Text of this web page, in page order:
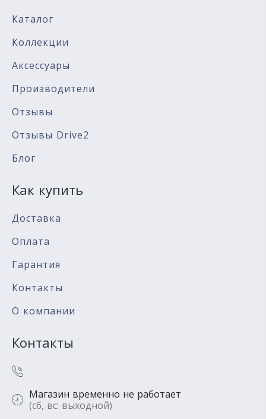
Каталог
Коллекции
Аксессуары
Производители
Отзывы
Отзывы Drive2
Блог
Как купить
Доставка
Оплата
Гарантия
Контакты
О компании
Контакты
Магазин временно не работает
(сб, вс: выходной)